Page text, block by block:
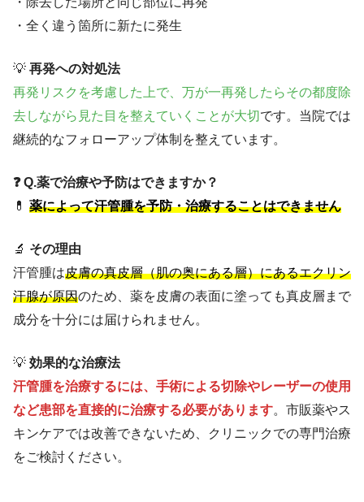
・全く違う箇所に新たに発生
💡 再発への対処法
再発リスクを考慮した上で、万が一再発したらその都度除
去しながら見た目を整えていくことが大切です。当院では
継続的なフォローアップ体制を整えています。
❓ Q.薬で治療や予防はできますか？
💊 薬によって汗管腫を予防・治療することはできません
🔬 その理由
汗管腫は皮膚の真皮層（肌の奥にある層）にあるエクリン
汗腺が原因のため、薬を皮膚の表面に塗っても真皮層まで
成分を十分には届けられません。
💡 効果的な治療法
汗管腫を治療するには、手術による切除やレーザーの使用
など患部を直接的に治療する必要があります。市販薬やス
キンケアでは改善できないため、クリニックでの専門治療
をご検討ください。